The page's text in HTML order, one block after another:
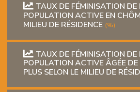
TAUX DE FÉMINISATION DE
POPULATION ACTIVE EN
MILIEU DE RÉSIDENCE (%)
TAUX DE FÉMINISATION DE
POPULATION ACTIVE ÂGÉE
PLUS SELON LE MILIEU DE